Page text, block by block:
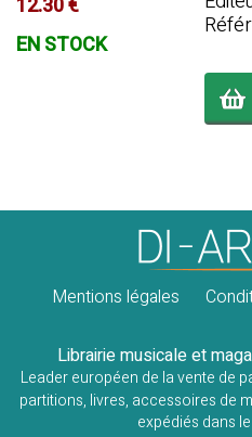
EN STOCK
Mentions légales
Librairie musicale et
Leader européen de la vente de
partitions, livres, accessoires de
expédiés dans